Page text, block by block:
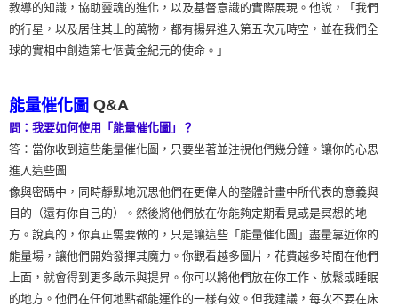
教導的知識，協助靈魂的進化，以及基督意識的實際展現。他說，「我們
的行星，以及居住其上的萬物，都有揚昇進入第五次元時空，並在我們全
球的實相中創造第七個黃金紀元的使命。」
能量催化圖 Q&A
問：我要如何使用「能量催化圖」？
答：當你收到這些能量催化圖，只要坐著並注視他們幾分鐘。讓你的心思
進入這些圖
像與密碼中，同時靜默地沉思他們在更偉大的整體計畫中所代表的意義與
目的（還有你自己的）。然後將他們放在你能夠定期看見或是冥想的地
方。說真的，你真正需要做的，只是讓這些「能量催化圖」盡量靠近你的
能量場，讓他們開始發揮其魔力。你觀看越多圖片，花費越多時間在他們
上面，就會得到更多啟示與提昇。你可以將他們放在你工作、放鬆或睡眠
的地方。他們在任何地點都能運作的一樣有效。但我建議，每次不要在床